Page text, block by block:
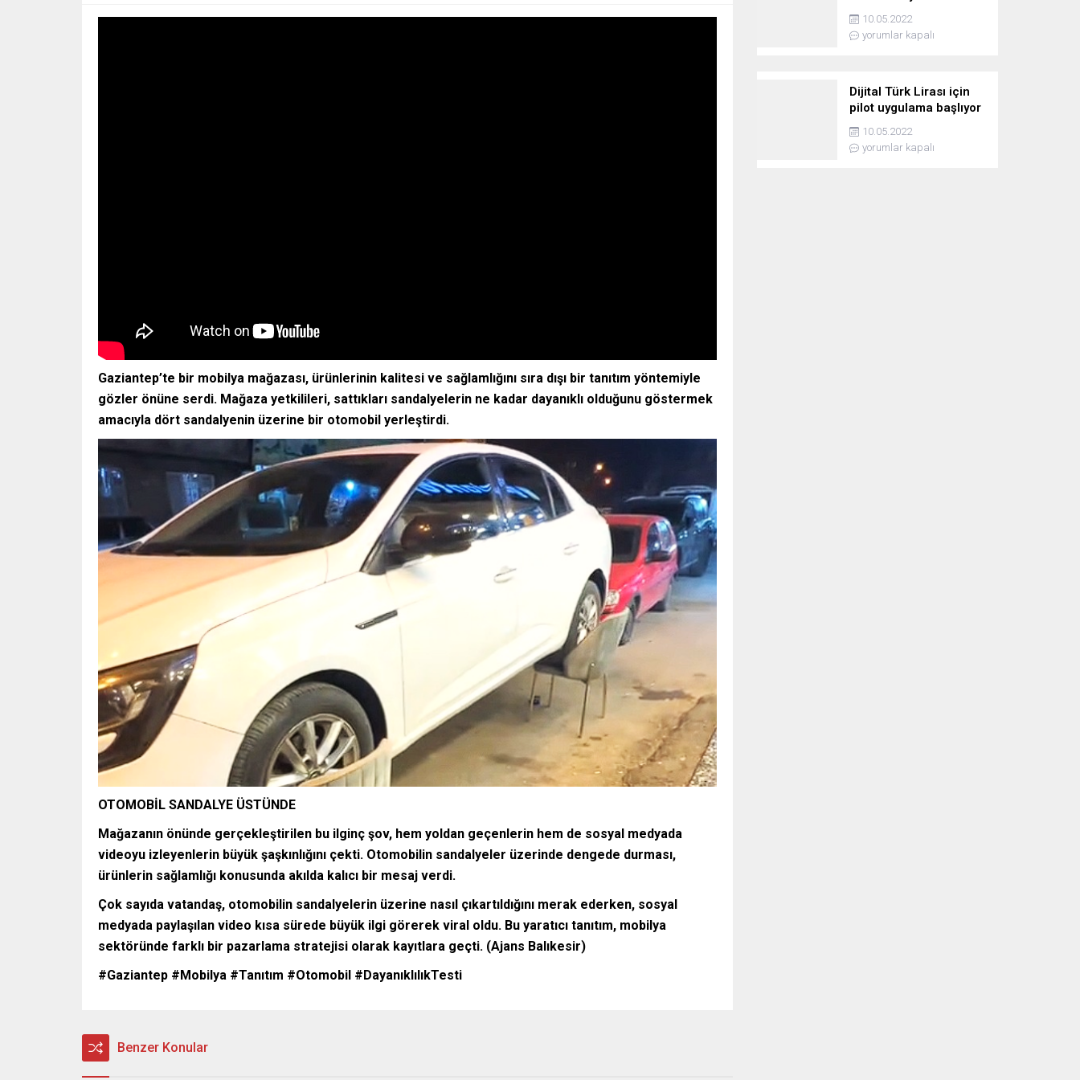
Gaziantep’te bir mobilya mağazası, ürünlerinin kalitesi ve sağlamlığını sıra dışı bir tanıtım yöntemiyle
gözler önüne serdi. Mağaza yetkilileri, sattıkları sandalyelerin ne kadar dayanıklı olduğunu göstermek
amacıyla dört sandalyenin üzerine bir otomobil yerleştirdi.
OTOMOBİL SANDALYE ÜSTÜNDE
Mağazanın önünde gerçekleştirilen bu ilginç şov, hem yoldan geçenlerin hem de sosyal medyada
videoyu izleyenlerin büyük şaşkınlığını çekti. Otomobilin sandalyeler üzerinde dengede durması,
ürünlerin sağlamlığı konusunda akılda kalıcı bir mesaj verdi.
Çok sayıda vatandaş, otomobilin sandalyelerin üzerine nasıl çıkartıldığını merak ederken, sosyal
medyada paylaşılan video kısa sürede büyük ilgi görerek viral oldu. Bu yaratıcı tanıtım, mobilya
sektöründe farklı bir pazarlama stratejisi olarak kayıtlara geçti. (Ajans Balıkesir)
#Gaziantep #Mobilya #Tanıtım #Otomobil #DayanıklılıkTesti
Benzer Konular
10.05.2022
yorumlar kapalı
Dijital Türk Lirası için
pilot uygulama başlıyor
10.05.2022
yorumlar kapalı